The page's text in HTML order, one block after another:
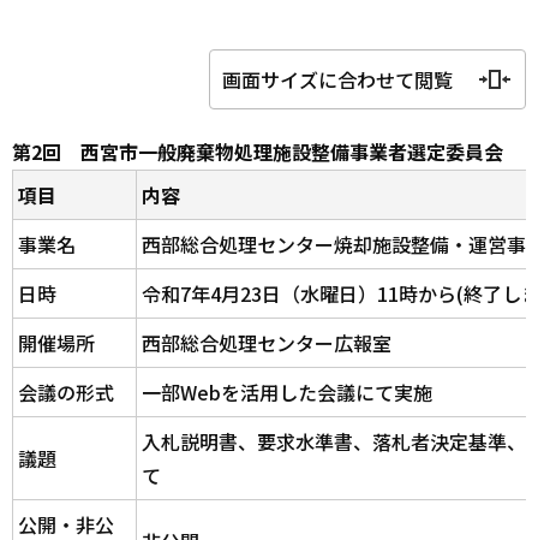
画面サイズに合わせて閲覧
第2回 西宮市一般廃棄物処理施設整備事業者選定委員会
項目
内容
事業名
西部総合処理センター焼却施設整備・運営事
日時
令和7年4月23日（水曜日）11時から(終了し
開催場所
西部総合処理センター広報室
会議の形式
一部Webを活用した会議にて実施
議題
入札説明書、要求水準書、落札者決定基準、
て
公開・非公